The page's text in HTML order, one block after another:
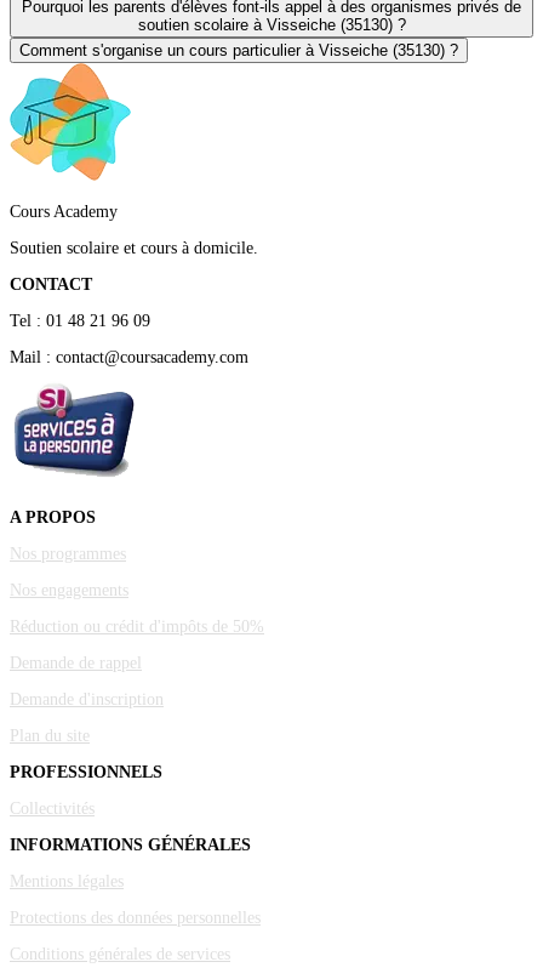
Pourquoi les parents d'élèves font-ils appel à des organismes privés de
soutien scolaire à Visseiche (35130) ?
Comment s'organise un cours particulier à Visseiche (35130) ?
Cours Academy
Soutien scolaire et cours à domicile.
CONTACT
Tel : 01 48 21 96 09
Mail : contact@coursacademy.com
A PROPOS
Nos programmes
Nos engagements
Réduction ou crédit d'impôts de 50%
Demande de rappel
Demande d'inscription
Plan du site
PROFESSIONNELS
Collectivités
INFORMATIONS GÉNÉRALES
Mentions légales
Protections des données personnelles
Conditions générales de services